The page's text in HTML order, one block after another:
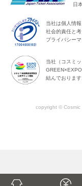
日
当社は個人情
社会的責任と考
プライバシー
当社（コスミ
結んでおります
copyright © Cosmic